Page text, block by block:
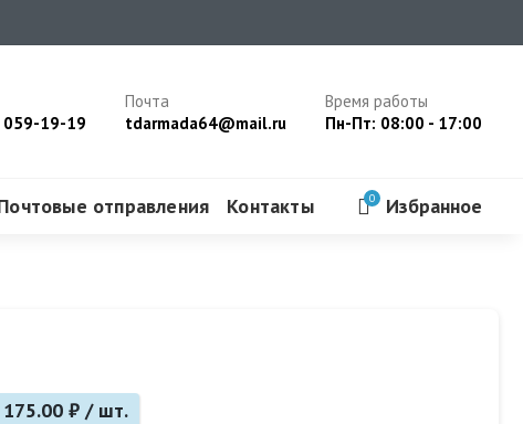
059-19-19
Почта
tdarmada64@mail.ru
Время работы
Пн-Пт: 08:00 - 17:00
отправления Контакты 0 Избранное
175.00 ₽ / шт.